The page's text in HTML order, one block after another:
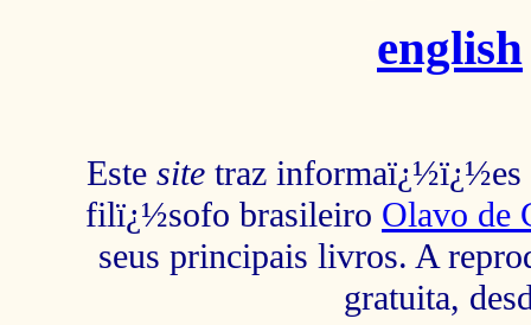
english
Este site traz informaï¿½ï¿½es
filï¿½sofo brasileiro Olavo de
seus principais livros. A
gratuita,